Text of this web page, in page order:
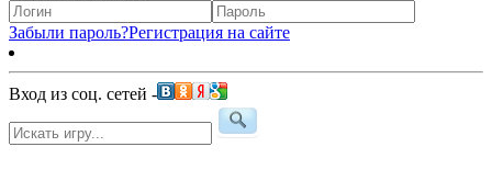
Забыли пароль?Регистрация на сайте
Вход из соц. сетей -